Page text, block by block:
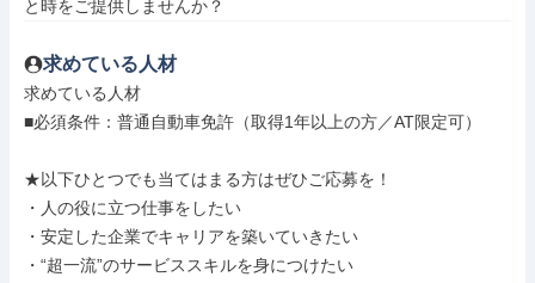
と時をご提供しませんか？
求めている人材
求めている人材
■必須条件：普通自動車免許（取得1年以上の方／AT限定可）
★以下ひとつでも当てはまる方はぜひご応募を！
・人の役に立つ仕事をしたい
・安定した企業でキャリアを築いていきたい
・“超一流”のサービススキルを身につけたい